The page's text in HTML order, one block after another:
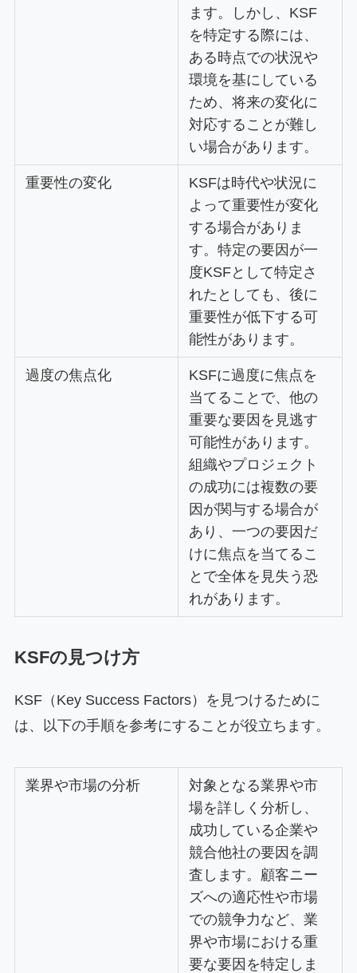
ます。しかし、KSF
を特定する際には、
ある時点での状況や
環境を基にしている
ため、将来の変化に
対応することが難し
い場合があります。
重要性の変化
KSFは時代や状況に
よって重要性が変化
する場合がありま
す。特定の要因が一
度KSFとして特定さ
れたとしても、後に
重要性が低下する可
能性があります。
過度の焦点化
KSFに過度に焦点を
当てることで、他の
重要な要因を見逃す
可能性があります。
組織やプロジェクト
の成功には複数の要
因が関与する場合が
あり、一つの要因だ
けに焦点を当てるこ
とで全体を見失う恐
れがあります。
KSFの見つけ方
KSF（Key Success Factors）を見つけるために
は、以下の手順を参考にすることが役立ちます。
業界や市場の分析
対象となる業界や市
場を詳しく分析し、
成功している企業や
競合他社の要因を調
査します。顧客ニー
ズへの適応性や市場
での競争力など、業
界や市場における重
要な要因を特定しま